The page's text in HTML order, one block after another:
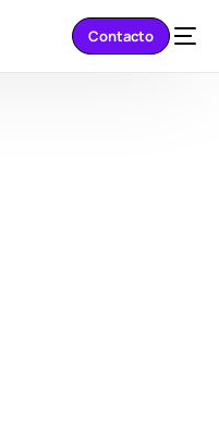
Contacto